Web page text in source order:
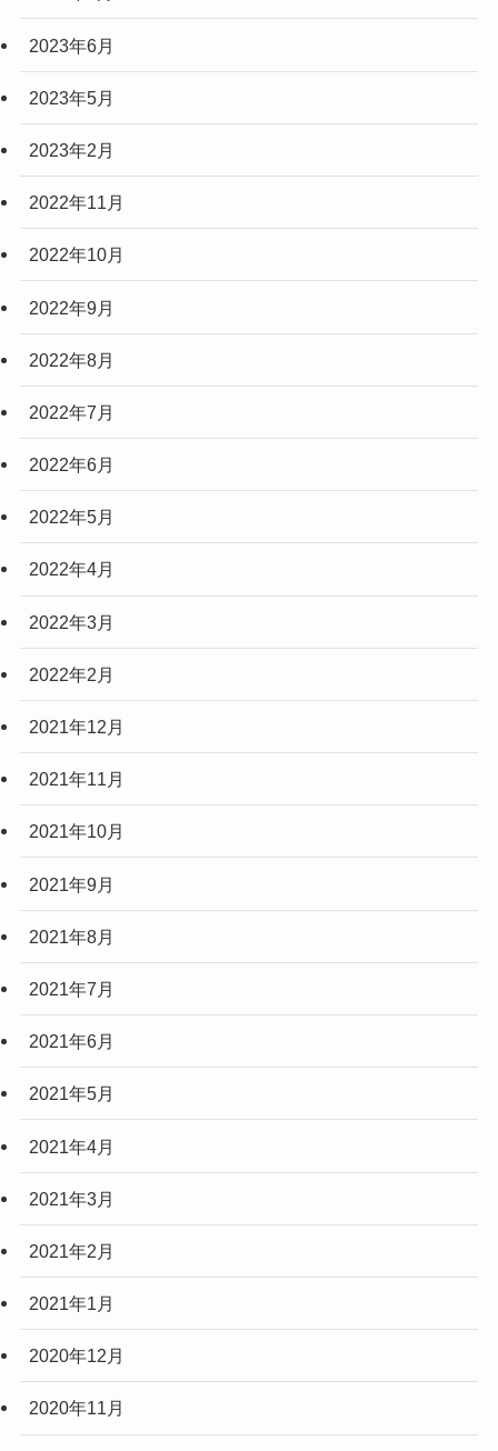
2023年6月
2023年5月
2023年2月
2022年11月
2022年10月
2022年9月
2022年8月
2022年7月
2022年6月
2022年5月
2022年4月
2022年3月
2022年2月
2021年12月
2021年11月
2021年10月
2021年9月
2021年8月
2021年7月
2021年6月
2021年5月
2021年4月
2021年3月
2021年2月
2021年1月
2020年12月
2020年11月